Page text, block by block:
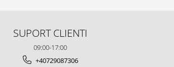
SUPORT CLIENTI
09:00-17:00
+40729087306